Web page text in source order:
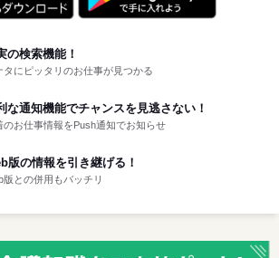
りました。
ニケーションズ株式会社
りました。
の検索機能！
タにピッタリのお仕事が見つかる
な通知機能でチャンスを見逃さない！
のお仕事情報をPush通知でお知らせ
版の情報を引き継げる！
版との併用もバッチリ